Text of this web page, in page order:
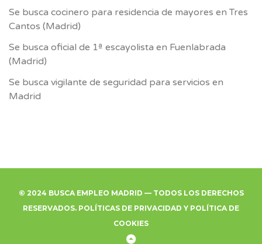
Se busca cocinero para residencia de mayores en Tres
Cantos (Madrid)
Se busca oficial de 1ª escayolista en Fuenlabrada
(Madrid)
Se busca vigilante de seguridad para servicios en
Madrid
© 2024 BUSCA EMPLEO MADRID — TODOS LOS DERECHOS
RESERVADOS. POLÍTICAS DE PRIVACIDAD Y POLÍTICA DE
COOKIES
Back